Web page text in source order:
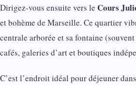
Dirigez-vous ensuite vers le Cours
et bohème de Marseille. Ce quartier
centrale arborée et sa fontaine
cafés, galeries d’art et boutiques
C’est l’endroit idéal pour déjeuner